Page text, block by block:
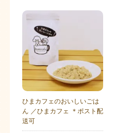
ひまカフェのおいしいごは
ん ／ひまカフェ ＊ポスト配
送可